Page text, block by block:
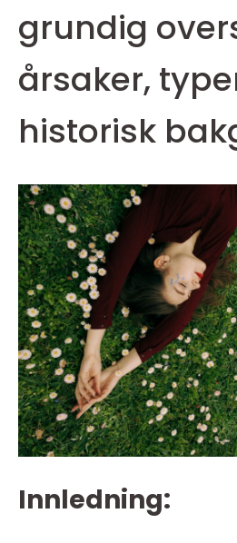
grundig
årsaker,
historisk
Innledning: